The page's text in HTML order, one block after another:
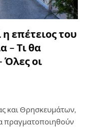
επέτειος του
– Τι θα
Όλες οι
και Θρησκευμάτων,
πραγματοποιηθούν